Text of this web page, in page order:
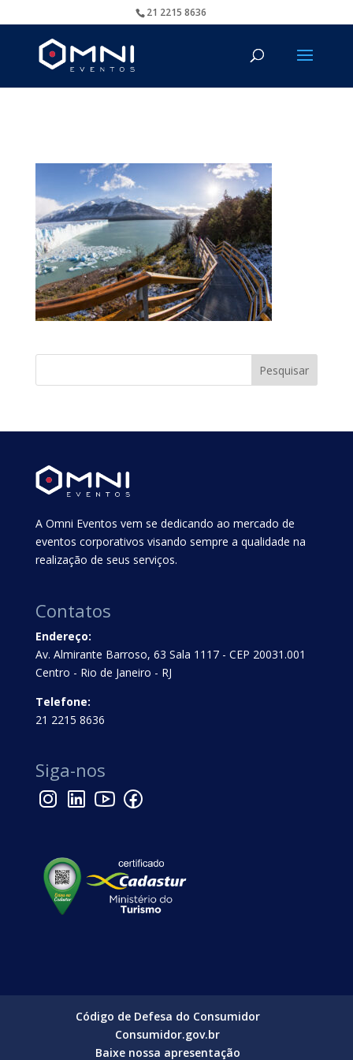
21 2215 8636
A Omni Eventos vem se dedicando ao mercado de
eventos corporativos visando sempre a qualidade na
realização de seus serviços.
Contatos
Endereço:
Av. Almirante Barroso, 63 Sala 1117 - CEP 20031.001
Centro - Rio de Janeiro - RJ
Telefone:
21 2215 8636
Siga-nos
Código de Defesa do Consumidor
Consumidor.gov.br
Baixe nossa apresentação